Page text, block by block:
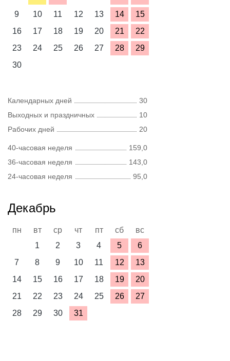
9
10 11 12 13 14
15
16
17 18 19 20 21
22
23
24 25 26 27 28
29
30
Календарных дней
30
Выходных и праздничных
10
Рабочих дней
20
40-часовая неделя
159,0
36-часовая неделя
143,0
24-часовая неделя
95,0
Декабрь
пн вт ср чт пт сб
вс
1
2 3 4 5
6
7
8 9 10 11 12
13
14
15 16 17 18 19
20
21
22 23 24 25 26
27
28
29 30 31